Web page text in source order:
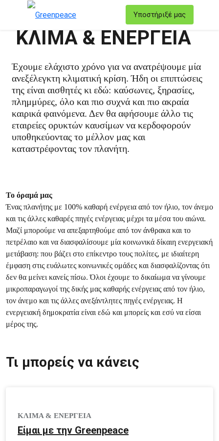
Υποστήριξέ μας
ΚΛΙΜΑ & ΕΝΕΡΓΕΙΑ
Έχουμε ελάχιστο χρόνο για να ανατρέψουμε μία
ανεξέλεγκτη κλιματική κρίση. Ήδη οι επιπτώσεις
της είναι αισθητές κι εδώ: καύσωνες, ξηρασίες,
πλημμύρες, όλο και πιο συχνά και πιο ακραία
καιρικά φαινόμενα. Δεν θα αφήσουμε άλλο τις
εταιρείες ορυκτών καυσίμων να κερδοφορούν
υποθηκεύοντας το μέλλον μας και
καταστρέφοντας τον πλανήτη.
Το όραμά μας
Ένας πλανήτης με 100% καθαρή ενέργεια από τον ήλιο, τον άνεμο
και τις άλλες καθαρές πηγές ενέργειας μέχρι τα μέσα του αιώνα.
Μαζί μπορούμε να απεξαρτηθούμε από τον άνθρακα και το
πετρέλαιο και να διασφαλίσουμε μία κοινωνικά δίκαιη ενεργειακή
μετάβαση: που βάζει στο επίκεντρο τους πολίτες, με ιδιαίτερη
έμφαση στις ευάλωτες κοινωνικές ομάδες και διασφαλίζοντας ότι
δεν θα μείνει κανείς πίσω. Όλοι έχουμε το δικαίωμα να γίνουμε
μικροπαραγωγοί της δικής μας καθαρής ενέργειας από τον ήλιο,
τον άνεμο και τις άλλες ανεξάντλητες πηγές ενέργειας. Η
ενεργειακή δημοκρατία είναι εδώ και μπορείς και εσύ να είσαι
μέρος της.
Τι μπορείς να κάνεις
ΚΛΙΜΑ & ΕΝΕΡΓΕΙΑ
Είμαι με την Greenpeace